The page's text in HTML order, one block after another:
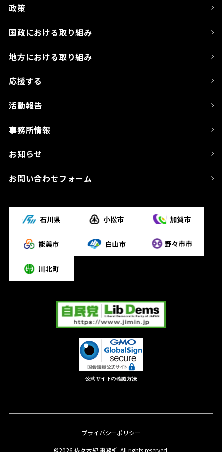
政策
国政における取り組み
地方における取り組み
応援する
活動報告
事務所情報
お知らせ
お問い合わせフォーム
公式サイトの確認方法
プライバシーポリシー
©2026 佐々木紀 事務所. All rights reserved.